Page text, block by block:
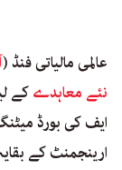
عالمی مالیاتی فنڈ (
نئے معاہدےکے
ایف کی بورڈ
ارینجمنٹ کے